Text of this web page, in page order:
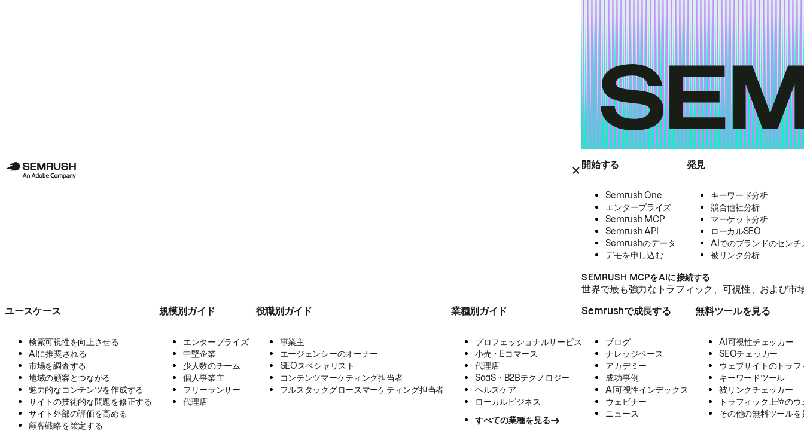
開始する
Semrush One
エンタープライズ
Semrush MCP
Semrush API
Semrushのデータ
デモを申し込む
発見
キーワード分析
競合他社分析
マーケット分析
ローカルSEO
AIでのブランドのセンチ
被リンク分析
SEMRUSH MCPをAIに接続する
世界で最も強力なトラフィック、可視性、および
ユースケース
検索可視性を向上させる
AIに推奨される
市場を調査する
地域の顧客とつながる
魅力的なコンテンツを作成する
サイトの技術的な問題を修正する
サイト外部の評価を高める
顧客戦略を策定する
規模別ガイド
エンタープライズ
中堅企業
少人数のチーム
個人事業主
フリーランサー
代理店
役職別ガイド
事業主
エージェンシーのオーナー
SEOスペシャリスト
コンテンツマーケティング担当者
フルスタックグロースマーケティング担当者
業種別ガイド
プロフェッショナルサービス
小売・Eコマース
代理店
SaaS・B2Bテクノロジー
ヘルスケア
ローカルビジネス
すべての業種を見る
Semrushで成長する
ブログ
ナレッジベース
アカデミー
成功事例
AI可視性インデックス
ウェビナー
ニュース
無料ツールを見る
AI可視性チェッカー
SEOチェッカー
ウェブサイトのトラ
キーワードツール
被リンクチェッカー
トラフィック上位の
その他の無料ツールを